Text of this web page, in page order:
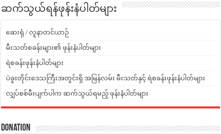
ဆက်သွယ်ရန်ဖုန်းနံပါတ်များ
ဆေးရုံ / လူနာတင်ယာဉ်
မီးသတ်စခန်းများ၏ ဖုန်းနံပါတ်များ
ရဲစခန်းဖုန်းနံပါတ်များ
ပဲခူးတိုင်းဒေသကြီးအတွင်းရှိ အမြန်လမ်း မီးသတ်နှင့် ရဲစခန်းဖုန်းနံပါတ်များ
လျှပ်စစ်မီးပျက်ပါက ဆက်သွယ်ရမည့် ဖုန်းနံပါတ်များ
Donation